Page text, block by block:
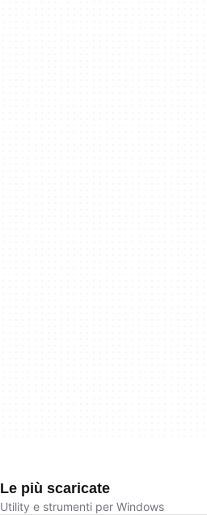
Le più scaricate
Utility e strumenti per Windows